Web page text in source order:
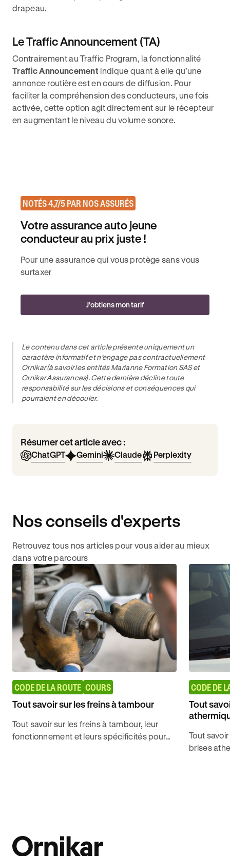
drapeau.
Le Traffic Announcement (TA)
Contrairement au Traffic Program, la fonctionnalité
Traffic Announcement indique quant à elle qu’une
annonce routière est en cours de diffusion. Pour
faciliter la compréhension des conducteurs, une fois
activée, cette option agit directement sur le récepteur
en augmentant le niveau du volume sonore.
NOTÉS 4,7/5 PAR NOS ASSURÉS
Votre assurance auto jeune
conducteur au prix juste !
Pour une assurance qui vous protège sans vous
surtaxer
J'obtiens mon tarif
Le contenu dans cet article présente uniquement un
caractère informatif et n’engage pas contractuellement
Ornikar (à savoir les entités Marianne Formation SAS et
Ornikar Assurances). Cette dernière décline toute
responsabilité sur les décisions et conséquences qui
pourraient en découler.
Résumer cet article avec :
ChatGPT Gemini Claude Perplexity
Nos conseils d'experts
Retrouvez tous nos articles pour vous aider au mieux
dans votre parcours
CODE DE LA ROUTE COURS
Tout savoir sur les freins à tambour
Tout savoir sur les freins à tambour, leur
fonctionnement et leurs spécificités pour
CODE DE
Tout
Tout
brises